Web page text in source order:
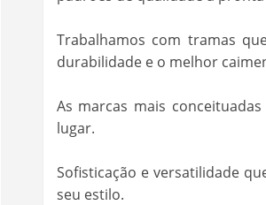
Trabalhamos com tramas
durabilidade e o melhor
As marcas mais
lugar.
Sofisticação e versatilidade
seu estilo.